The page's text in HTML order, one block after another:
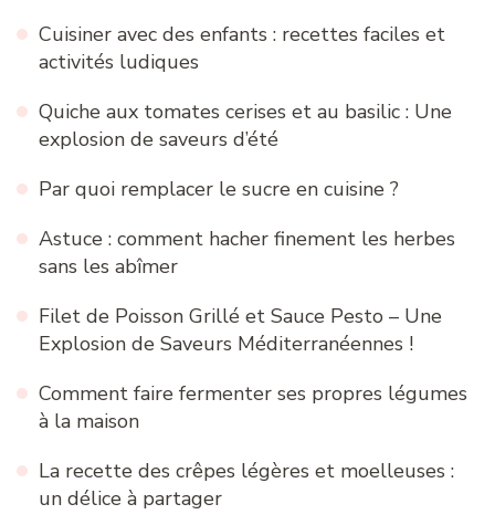
Cuisiner avec des enfants : recettes faciles et
activités ludiques
Quiche aux tomates cerises et au basilic : Une
explosion de saveurs d’été
Par quoi remplacer le sucre en cuisine ?
Astuce : comment hacher finement les herbes
sans les abîmer
Filet de Poisson Grillé et Sauce Pesto – Une
Explosion de Saveurs Méditerranéennes !
Comment faire fermenter ses propres légumes
à la maison
La recette des crêpes légères et moelleuses :
un délice à partager